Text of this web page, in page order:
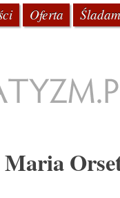
Oferta
Maria